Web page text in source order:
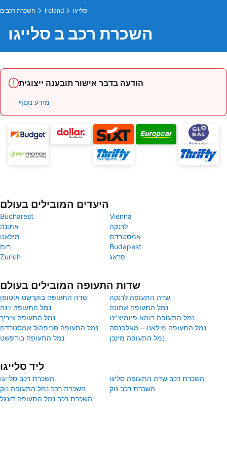
השכרת רכבים Ireland סלייגו
השכרת רכב ב סלייגו
הודעה בדבר אישור תובענה ייצוגית
מידע נוסף
היעדים המובילים בעולם
Bucharest
Vienna
אתונה
לרנקה
מילאנו
אמסטרדם
רום
Budapest
Zurich
פראג
שדות התעופה המובילים בעולם
שדה התעופה בוקרשט אוטופן
שדה התעופה לרנקה
נמל התעופה וינה
נמל התעופה אתונה
נמל התעופה ציריך
נמל התעופה רומא פיומיצ'ינו
נמל התעופה סכיפהול אמסטרדם
נמל התעופה מילאנו – מאלפנסה
נמל התעופה בודפשט
נמל התעופה מינכן
ליד סלייגו
השכרת רכב סלייגו
השכרת רכב שדה התעופה סליגו
השכרת רכב נמל התעופה נוק
השכרת רכב נוק
השכרת רכב נמל התעופה דונגל